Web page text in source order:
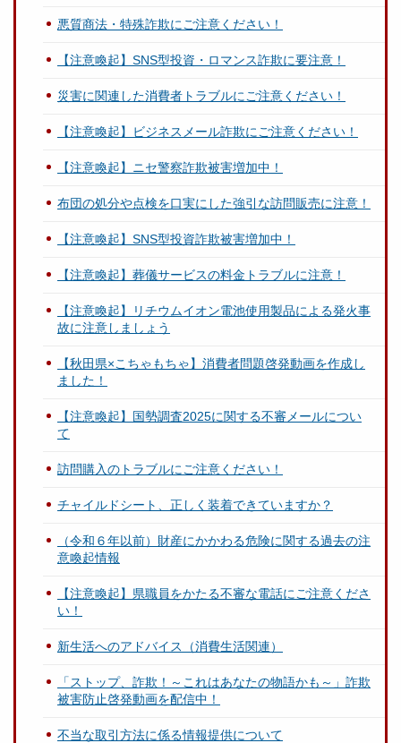
悪質商法・特殊詐欺にご注意ください！
【注意喚起】SNS型投資・ロマンス詐欺に要注意！
災害に関連した消費者トラブルにご注意ください！
【注意喚起】ビジネスメール詐欺にご注意ください！
【注意喚起】ニセ警察詐欺被害増加中！
布団の処分や点検を口実にした強引な訪問販売に注意！
【注意喚起】SNS型投資詐欺被害増加中！
【注意喚起】葬儀サービスの料金トラブルに注意！
【注意喚起】リチウムイオン電池使用製品による発火事
故に注意しましょう
【秋田県×こちゃもちゃ】消費者問題啓発動画を作成し
ました！
【注意喚起】国勢調査2025に関する不審メールについ
て
訪問購入のトラブルにご注意ください！
チャイルドシート、正しく装着できていますか？
（令和６年以前）財産にかかわる危険に関する過去の注
意喚起情報
【注意喚起】県職員をかたる不審な電話にご注意くださ
い！
新生活へのアドバイス（消費生活関連）
「ストップ、詐欺！～これはあなたの物語かも～」詐欺
被害防止啓発動画を配信中！
不当な取引方法に係る情報提供について